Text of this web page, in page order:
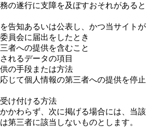
の遂行に支障を及ぼすおそれがあると
告知あるいは公表し、かつ当サイトが
員会に届出をしたとき
者への提供を含むこと
れるデータの項目
の手段または方法
じて個人情報の第三者への提供を停止
け付ける方法
かわらず、次に掲げる場合には、当該
第三者に該当しないものとします。